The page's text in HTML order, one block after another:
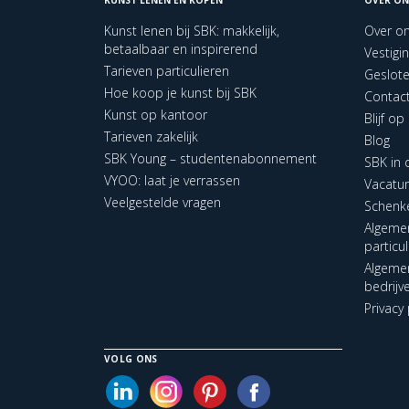
Kunst lenen bij SBK: makkelijk,
betaalbaar en inspirerend
Tarieven particulieren
Hoe koop je kunst bij SBK
Kunst op kantoor
Tarieven zakelijk
SBK Young – studentenabonnement
VYOO: laat je verrassen
Veelgestelde vragen
Over
Blijf op
Blog
SBK in
VOLG ONS